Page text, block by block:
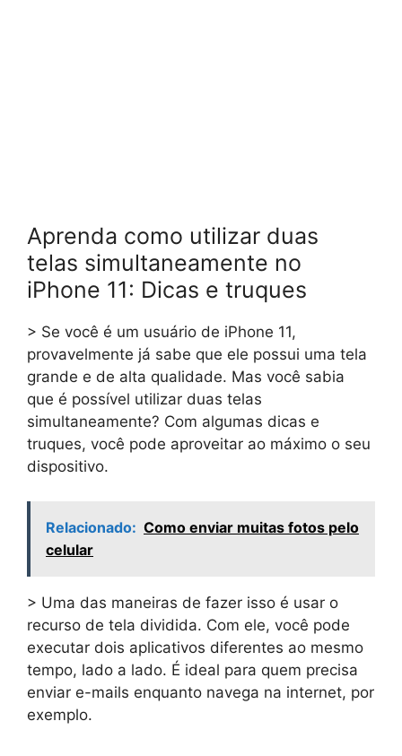
Aprenda como utilizar duas
telas simultaneamente no
iPhone 11: Dicas e truques
> Se você é um usuário de iPhone 11,
provavelmente já sabe que ele possui uma tela
grande e de alta qualidade. Mas você sabia
que é possível utilizar duas telas
simultaneamente? Com algumas dicas e
truques, você pode aproveitar ao máximo o seu
dispositivo.
Relacionado: Como enviar muitas fotos pelo
celular
> Uma das maneiras de fazer isso é usar o
recurso de tela dividida. Com ele, você pode
executar dois aplicativos diferentes ao mesmo
tempo, lado a lado. É ideal para quem precisa
enviar e-mails enquanto navega na internet, por
exemplo.